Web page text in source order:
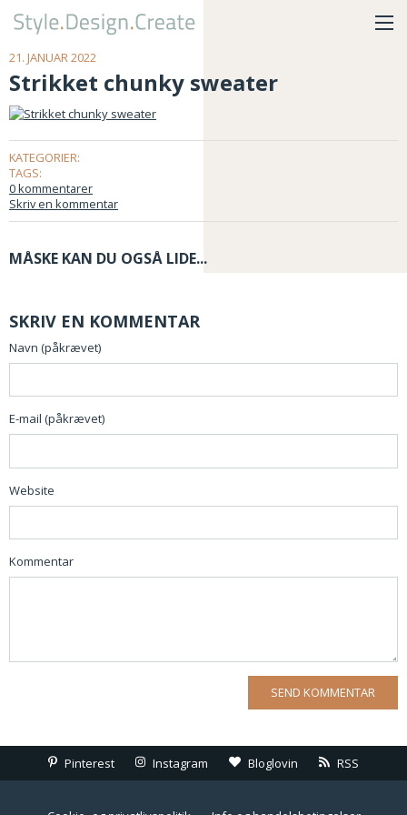
21. JANUAR 2022
Strikket chunky sweater
KATEGORIER:
TAGS:
0 kommentarer
Skriv en kommentar
MÅSKE KAN DU OGSÅ LIDE...
SKRIV EN KOMMENTAR
Navn (påkrævet)
E-mail (påkrævet)
Website
Kommentar
Pinterest Instagram Bloglovin RSS